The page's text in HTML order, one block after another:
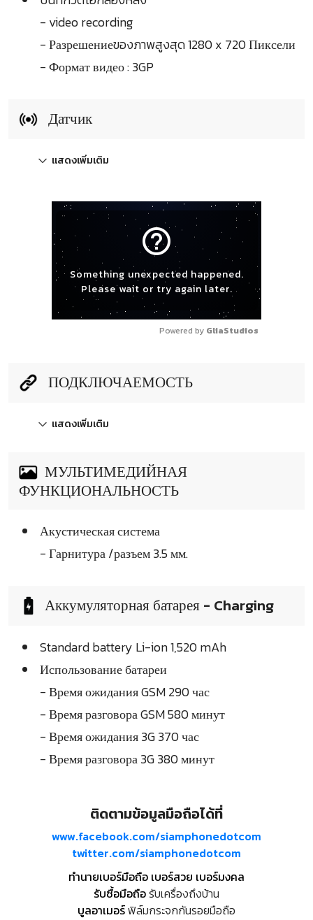
- video recording
- Разрешениеของภาพสูงสุด 1280 x 720 Пиксели
- Формат видео : 3GP
Датчик
แสดงเพิ่มเติม
help_outline
Something unexpected happened.
Please wait or try again later.
Powered by GliaStudios
ПОДКЛЮЧАЕМОСТЬ
แสดงเพิ่มเติม
МУЛЬТИМЕДИЙНАЯ
ФУНКЦИОНАЛЬНОСТЬ
Акустическая система
- Гарнитура /разъем 3.5 мм.
Аккумуляторная батарея - Charging
Standard battery Li-ion 1,520 mAh
Использование батареи
- Время ожидания GSM 290 час
- Время разговора GSM 580 минут
- Время ожидания 3G 370 час
- Время разговора 3G 380 минут
ติดตามข้อมูลมือถือได้ที่
www.facebook.com/siamphonedotcom
twitter.com/siamphonedotcom
ทำนายเบอร์มือถือ เบอร์สวย เบอร์มงคล
รับซื้อมือถือรับเครื่องถึงบ้าน
บูลอาเมอร์ฟิล์มกระจกกันรอยมือถือ